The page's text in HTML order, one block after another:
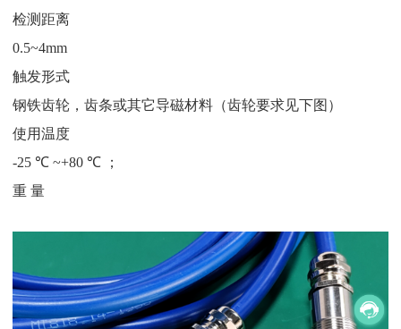
检测距离
0.5~4mm
触发形式
钢铁齿轮，齿条或其它导磁材料（齿轮要求见下图）
使用温度
-25 ℃ ~+80 ℃ ；
重 量